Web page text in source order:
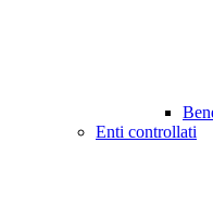
Enti controllati